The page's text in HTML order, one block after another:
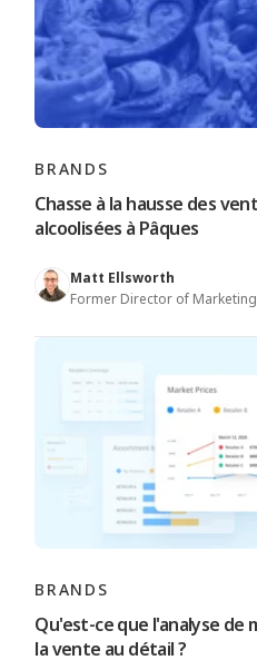
BRANDS
Chasse à la hausse des
alcoolisées à Pâques
Matt Ellsworth
Former Director of Marketing
BRANDS
Qu'est-ce que l'analyse de
la vente au détail ?